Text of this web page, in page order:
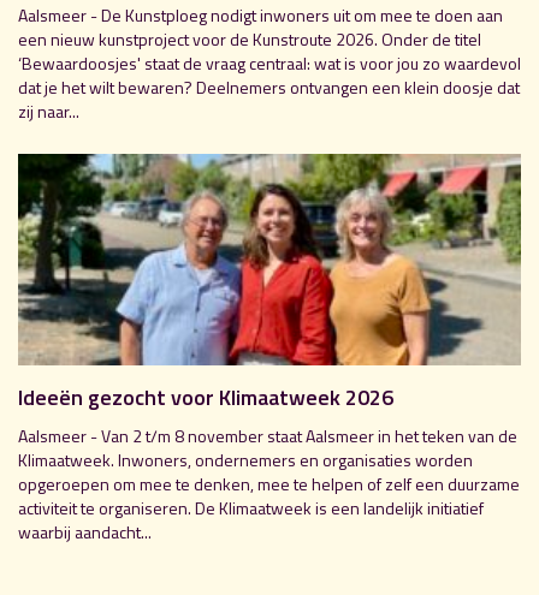
Aalsmeer - De Kunstploeg nodigt inwoners uit om mee te doen aan
een nieuw kunstproject voor de Kunstroute 2026. Onder de titel
‘Bewaardoosjes' staat de vraag centraal: wat is voor jou zo waardevol
dat je het wilt bewaren? Deelnemers ontvangen een klein doosje dat
zij naar...
Ideeën gezocht voor Klimaatweek 2026
Aalsmeer - Van 2 t/m 8 november staat Aalsmeer in het teken van de
Klimaatweek. Inwoners, ondernemers en organisaties worden
opgeroepen om mee te denken, mee te helpen of zelf een duurzame
activiteit te organiseren. De Klimaatweek is een landelijk initiatief
waarbij aandacht...